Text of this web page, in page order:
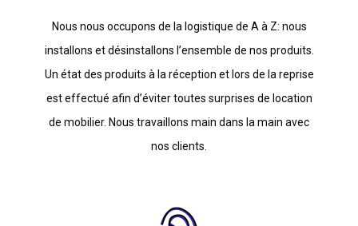
Nous nous occupons de la logistique de A à Z: nous
installons et désinstallons l’ensemble de nos produits.
Un état des produits à la réception et lors de la reprise
est effectué afin d’éviter toutes surprises de location
de mobilier. Nous travaillons main dans la main avec
nos clients.